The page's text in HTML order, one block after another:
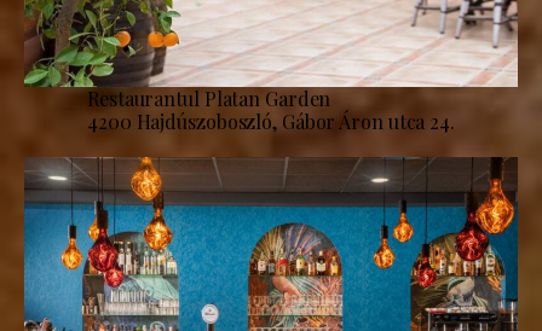
Restaurantul Platan Garden
4200 Hajdúszoboszló, Gábor Áron utca 24.